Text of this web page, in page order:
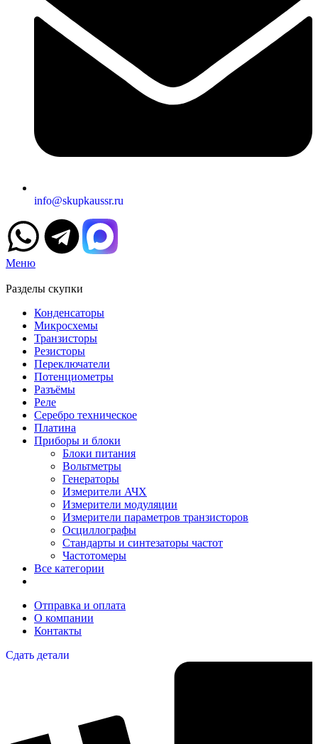
info@skupkaussr.ru
Меню
Разделы скупки
Конденсаторы
Микросхемы
Транзисторы
Резисторы
Переключатели
Потенциометры
Разъёмы
Реле
Серебро техническое
Платина
Приборы и блоки
Блоки питания
Вольтметры
Генераторы
Измерители АЧХ
Измерители модуляции
Измерители параметров транзисторов
Осциллографы
Стандарты и синтезаторы частот
Частотомеры
Все категории
Отправка и оплата
О компании
Контакты
Сдать детали